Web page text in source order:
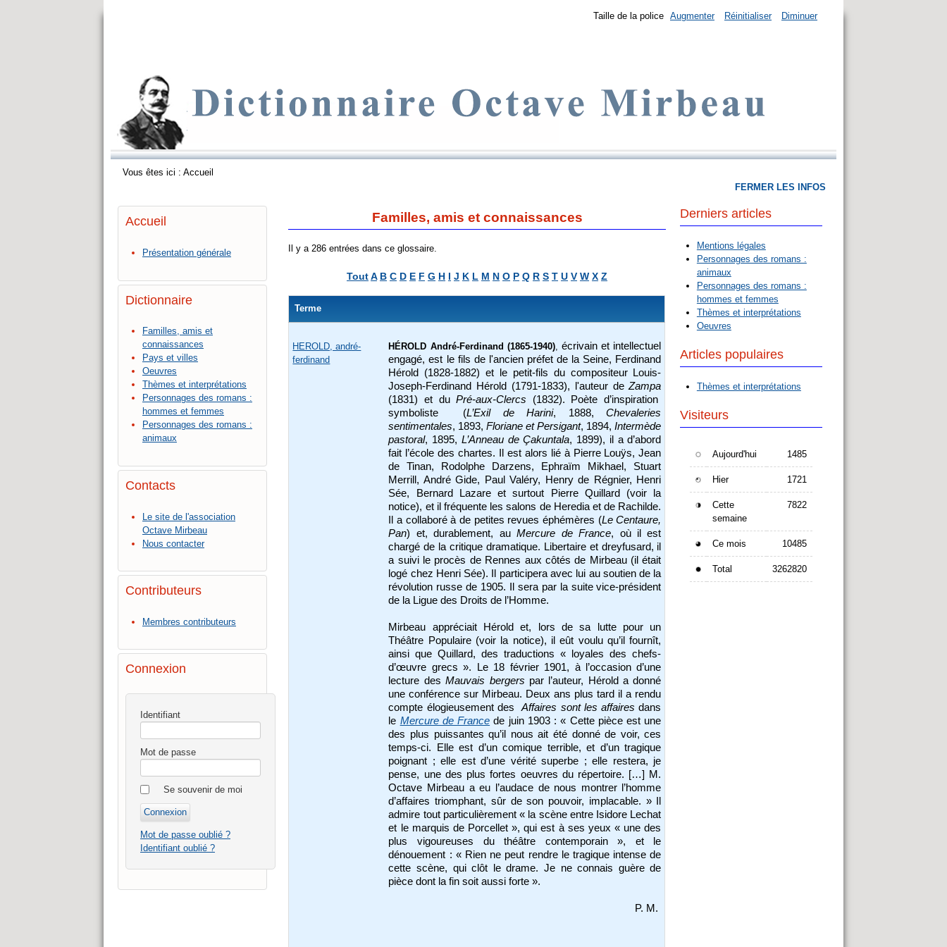
Taille de la police Augmenter Réinitialiser Diminuer
Vous êtes ici : Accueil
Accueil
Présentation générale
Dictionnaire
Familles, amis et
connaissances
Pays et villes
Oeuvres
Thèmes et interprétations
Personnages des romans :
hommes et femmes
Personnages des romans :
animaux
Contacts
Le site de l'association
Octave Mirbeau
Nous contacter
Contributeurs
Membres contributeurs
Connexion
Identifiant
Mot de passe
Se souvenir de moi
Mot de passe oublié ?
Identifiant oublié ?
Familles, amis et connaissances
Il y a 286 entrées dans ce glossaire.
ToutA B C D E F G H I J K L M N O P Q R S T U V W X Z
Terme
HEROLD, andré-
ferdinand
HÉROLD André-Ferdinand (1865-1940), écrivain et intellectuel
engagé, est le fils de l'ancien préfet de la Seine, Ferdinand
Hérold (1828-1882) et le petit-fils du compositeur Louis-
Joseph-Ferdinand Hérold (1791-1833), l'auteur deZampa
(1831) et duPré-aux-Clercs (1832). Poète d’inspiration
symboliste (L’Exil de Harini, 1888,Chevaleries
sentimentales, 1893,Floriane et Persigant, 1894,Intermède
pastoral, 1895, L’Anneau de Çakuntala, 1899), il a d’abord
fait l’école des chartes. Il est alors lié à Pierre Louÿs, Jean
de Tinan, Rodolphe Darzens, Ephraïm Mikhael, Stuart
Merrill, André Gide, Paul Valéry, Henry de Régnier, Henri
Sée, Bernard Lazare et surtout Pierre Quillard (voir la
notice), et il fréquente les salons de Heredia et de Rachilde.
Il a collaboré à de petites revues éphémères (Le Centaure,
Pan) et, durablement, auMercure de France, où il est
chargé de la critique dramatique. Libertaire et dreyfusard, il
a suivi le procès de Rennes aux côtés de Mirbeau (il était
logé chez Henri Sée). Il participera avec lui au soutien de la
révolution russe de 1905. Il sera par la suite vice-président
de la Ligue des Droits de l’Homme.
Mirbeau appréciait Hérold et, lors de sa lutte pour un
Théâtre Populaire (voir la notice), il eût voulu qu’il fournît,
ainsi que Quillard, des traductions « loyales des chefs-
d’œuvre grecs ». Le 18 février 1901, à l’occasion d’une
lecture desMauvais bergers par l’auteur, Hérold a donné
une conférence sur Mirbeau. Deux ans plus tard il a rendu
compte élogieusement desAffaires sont les affaires dans
le Mercure de France de juin 1903 : « Cette pièce est une
des plus puissantes qu’il nous ait été donné de voir, ces
temps-ci. Elle est d’un comique terrible, et d’un tragique
poignant ; elle est d’une vérité superbe ; elle restera, je
pense, une des plus fortes oeuvres du répertoire. […] M.
Octave Mirbeau a eu l’audace de nous montrer l’homme
d’affaires triomphant, sûr de son pouvoir, implacable. » Il
admire tout particulièrement « la scène entre Isidore Lechat
et le marquis de Porcellet », qui est à ses yeux « une des
plus vigoureuses du théâtre contemporain », et le
dénouement : « Rien ne peut rendre le tragique intense de
cette scène, qui clôt le drame. Je ne connais guère de
pièce dont la fin soit aussi forte ».
P. M.
FERMER LES INFOS
Derniers articles
Mentions légales
Personnages des romans :
animaux
Personnages des romans :
hommes et femmes
Thèmes et interprétations
Oeuvres
Articles populaires
Thèmes et interprétations
Visiteurs
Aujourd'hui 1485
Hier 1721
Cette
semaine
7822
Ce mois 10485
Total 3262820